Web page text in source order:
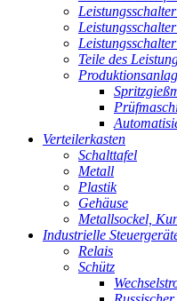
Teile des
Verteilerkasten
Schalttafel
Metall
Plastik
Gehäuse
Metallsockel,
Industrielle
Relais
Schütz